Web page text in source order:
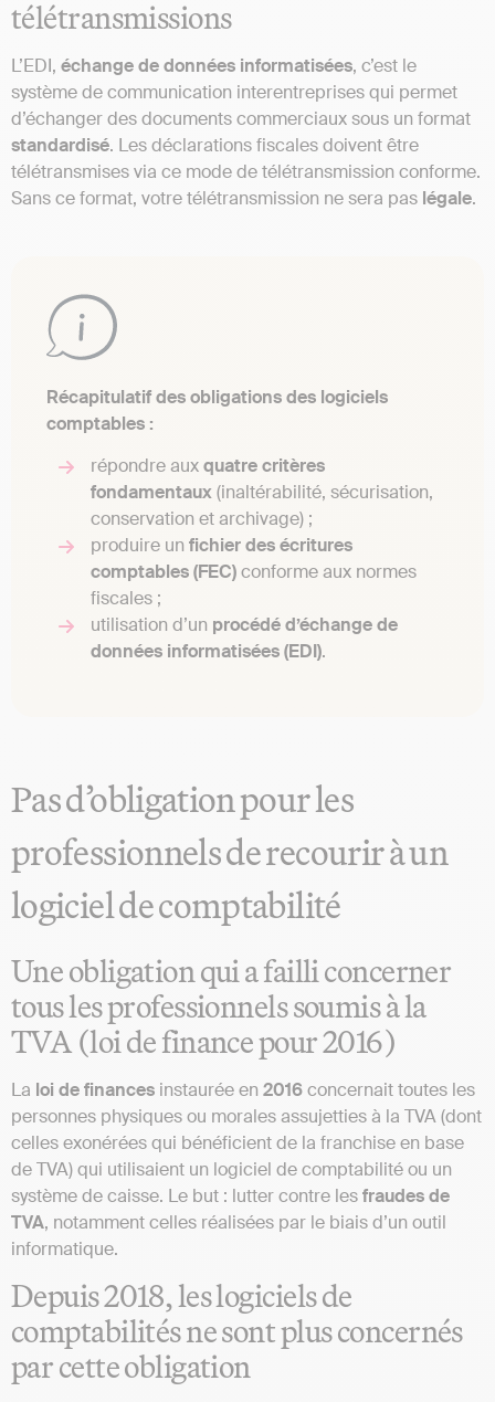
télétransmissions
L’EDI, échange de données informatisées, c’est le
système de communication interentreprises qui permet
d’échanger des documents commerciaux sous un format
standardisé. Les déclarations fiscales doivent être
télétransmises via ce mode de télétransmission conforme.
Sans ce format, votre télétransmission ne sera pas légale.
Récapitulatif des obligations des logiciels
comptables :
répondre auxquatre critères
fondamentaux(inaltérabilité, sécurisation,
conservation et archivage) ;
produire un fichier des écritures
comptables (FEC)conforme aux normes
fiscales ;
utilisation d’un procédé d’échange de
données informatisées (EDI).
Pas d’obligation pour les
professionnels de recourir à un
logiciel de comptabilité
Une obligation qui a failli concerner
tous les professionnels soumis à la
TVA (loi de finance pour 2016)
La loi de finances instaurée en 2016concernait toutes les
personnes physiques ou morales assujetties à la TVA (dont
celles exonérées qui bénéficient de la franchise en base
de TVA) qui utilisaient un logiciel de comptabilité ou un
système de caisse. Le but : lutter contre lesfraudes de
TVA, notamment celles réalisées par le biais d’un outil
informatique.
Depuis 2018, les logiciels de
comptabilités ne sont plus concernés
par cette obligation